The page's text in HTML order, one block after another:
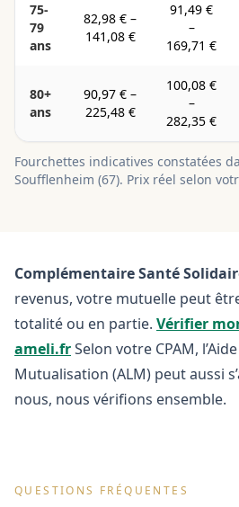
75-
79
ans
82,98 € –
141,08 €
91,49 €
–
169,71 €
80+
ans
90,97 € –
225,48 €
100,08 €
–
282,35 €
Fourchettes indicatives constatées
Soufflenheim (67). Prix réel selon
Complémentaire Santé
revenus, votre mutuelle peut
totalité ou en partie. Vérifier
ameli.frSelon votre CPAM,
Mutualisation (ALM) peut aussi
nous, nous vérifions ensemble.
QUESTIONS FRÉQUENTES